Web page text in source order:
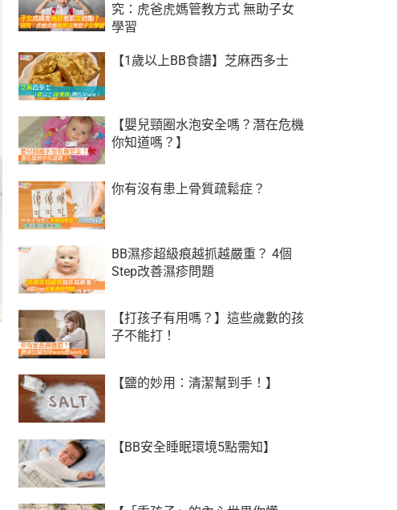
究：虎爸虎媽管教方式 無助子女
學習
【1歲以上BB食譜】芝麻西多士
【嬰兒頸圈水泡安全嗎？潛在危機
你知道嗎？】
你有沒有患上骨質疏鬆症？
BB濕疹超級痕越抓越嚴重？ 4個
Step改善濕疹問題
【打孩子有用嗎？】這些歲數的孩
子不能打！
【鹽的妙用：清潔幫到手！】
【BB安全睡眠環境5點需知】